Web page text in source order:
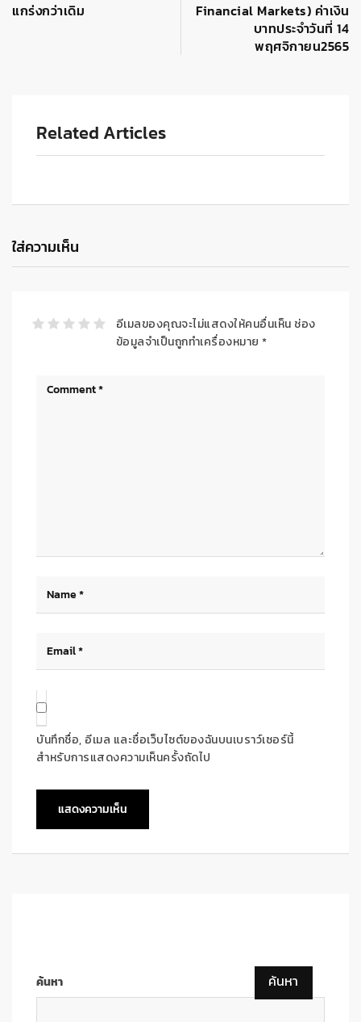
แกร่งกว่าเดิม
Financial Markets) ค่าเงิน
บาทประจำวันที่ 14
พฤศจิกายน2565
Related Articles
ใส่ความเห็น
อีเมลของคุณจะไม่แสดงให้คนอื่นเห็น ช่อง
ข้อมูลจำเป็นถูกทำเครื่องหมาย *
บันทึกชื่อ, อีเมล และชื่อเว็บไซต์ของฉันบนเบราว์เซอร์นี้
สำหรับการแสดงความเห็นครั้งถัดไป
ค้นหา ค้นหา